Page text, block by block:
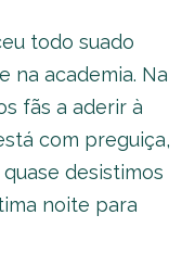
todo suado
na academia. Na
fãs a aderir à
com preguiça,
desistimos
noite para